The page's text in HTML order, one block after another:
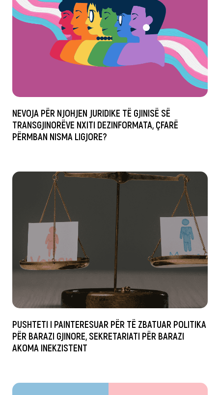
NEVOJA PËR NJOHJEN JURIDIKE TË GJINISË SË
TRANSGJINORËVE NXITI DEZINFORMATA, ÇFARË
PËRMBAN NISMA LIGJORE?
PUSHTETI I PAINTERESUAR PËR TË ZBATUAR POLITIKA
PËR BARAZI GJINORE, SEKRETARIATI PËR BARAZI
AKOMA INEKZISTENT